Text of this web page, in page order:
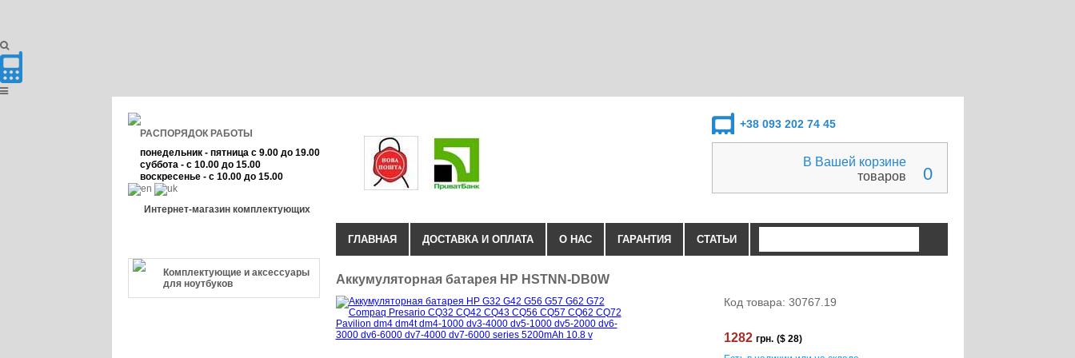
РАСПОРЯДОК РАБОТЫ
понедельник - пятница с 9.00 до 19.00
суббота - с 10.00 до 15.00
воскресенье - с 10.00 до 15.00
Интернет-магазин комплектующих
+38 093 202 74 45
В Вашей корзине
товаров
0
Комплектующие и аксессуары
для ноутбуков
ГЛАВНАЯ ДОСТАВКА И ОПЛАТА О НАС ГАРАНТИЯ СТАТЬИ
Аккумуляторная батарея HP HSTNN-DB0W
Код товара: 30767.19
1282 грн. ($ 28)